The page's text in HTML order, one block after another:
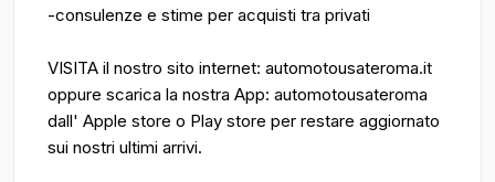
-consulenze e stime per acquisti tra privati
VISITA il nostro sito internet: automotousateroma.it
oppure scarica la nostra App: automotousateroma
dall' Apple store o Play store per restare aggiornato
sui nostri ultimi arrivi.